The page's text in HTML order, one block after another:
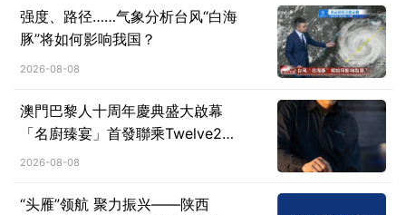
强度、路径……气象分析台风“白海
豚”将如何影响我国？
2026-08-08
澳門巴黎人十周年慶典盛大啟幕
「名廚臻宴」首發聯乘Twelve25
演繹極致法式風雅
2026-08-08
“头雁”领航 聚力振兴​——陕西